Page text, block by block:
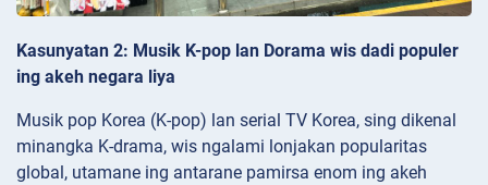
Kasunyatan 2: Musik K-pop lan Dorama wis dadi populer
ing akeh negara liya
Musik pop Korea (K-pop) lan serial TV Korea, sing dikenal
minangka K-drama, wis ngalami lonjakan popularitas
global, utamane ing antarane pamirsa enom ing akeh